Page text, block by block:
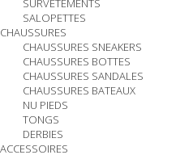
SURVETEMENTS
SALOPETTES
CHAUSSURES
CHAUSSURES SNEAKERS
CHAUSSURES BOTTES
CHAUSSURES SANDALES
CHAUSSURES BATEAUX
NU PIEDS
TONGS
DERBIES
ACCESSOIRES